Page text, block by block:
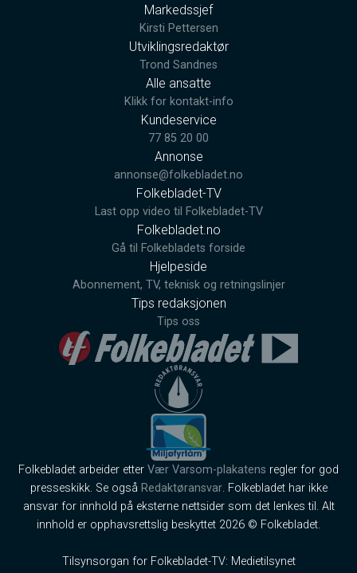
Markedssjef
Kirsti Pettersen
Utviklingsredaktør
Trond Sandnes
Alle ansatte
Klikk for kontakt-info
Kundeservice
77 85 20 00
Annonse
annonse@folkebladet.no
Folkebladet-TV
Last opp video til Folkebladet-TV
Folkebladet.no
Gå til Folkebladets forside
Hjelpeside
Abonnement, TV, teknisk og retningslinjer
Tips redaksjonen
Tips oss
Folkebladet arbeider etter Vær Varsom-plakatens regler for god
presseskikk. Se også Redaktøransvar. Folkebladet har ikke
ansvar for innhold på eksterne nettsider som det lenkes til. Alt
innhold er opphavsrettslig beskyttet 2026 © Folkebladet.
Tilsynsorgan for Folkebladet-TV: Medietilsynet